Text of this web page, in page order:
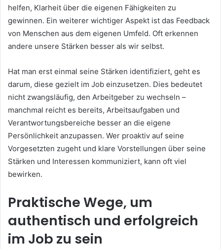
helfen, Klarheit über die eigenen Fähigkeiten zu
gewinnen. Ein weiterer wichtiger Aspekt ist das Feedback
von Menschen aus dem eigenen Umfeld. Oft erkennen
andere unsere Stärken besser als wir selbst.
Hat man erst einmal seine Stärken identifiziert, geht es
darum, diese gezielt im Job einzusetzen. Dies bedeutet
nicht zwangsläufig, den Arbeitgeber zu wechseln –
manchmal reicht es bereits, Arbeitsaufgaben und
Verantwortungsbereiche besser an die eigene
Persönlichkeit anzupassen. Wer proaktiv auf seine
Vorgesetzten zugeht und klare Vorstellungen über seine
Stärken und Interessen kommuniziert, kann oft viel
bewirken.
Praktische Wege, um
authentisch und erfolgreich
im Job zu sein